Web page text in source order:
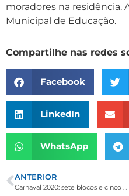
moradores na residência.
Municipal de Educação.
Compartilhe nas redes
Facebook
LinkedIn
WhatsApp
ANTERIOR
Carnaval 2020: sete blocos e cinco bandas ao vivo vão agitar foliões em Borda da Mata